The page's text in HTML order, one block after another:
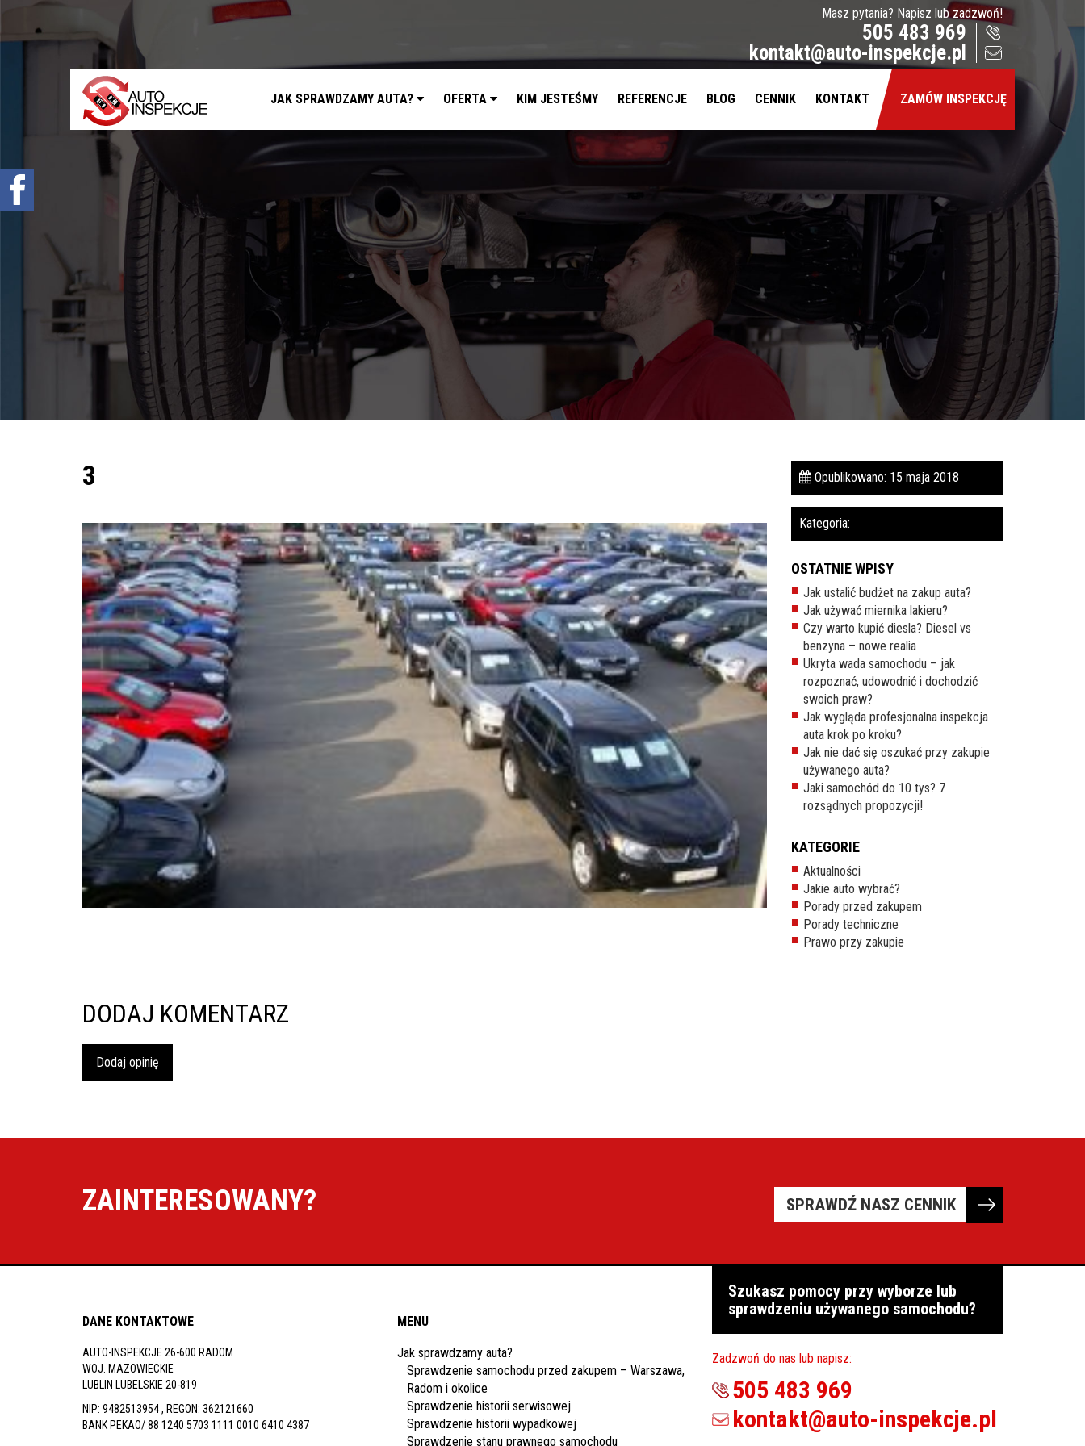
Masz pytania? Napisz lub zadzwoń!
505 483 969
kontakt@auto-inspekcje.pl
JAK SPRAWDZAMY AUTA? OFERTA KIM JESTEŚMY REFERENCJE BLOG CENNIK KONTAKT ZAMÓW INSPEKCJĘ
Sprawdzenie samochodu przed zakupem –
Sprawdzenie historii serwisowej
Sprawdzenie historii wypadkowej
Sprawdzenie stanu prawnego samochodu
Oferta
Sprawdzenie samochodu w Polsce
Sprowadzenie samochodu z zagranicy na
Znajdziemy Ci auto
Diagnostyka komputerowa – Radom, Warszawa i
Pomoc w znalezieniu auta w Polsce
Wyszukiwanie samochodu w ogłoszeniach
Zamów inspekcję
kontakt@auto-
inspekcje.pl
Mazowieckie
3 Opublikowano: 15 maja 2018
Kategoria:
OSTATNIE WPISY
Jak ustalić budżet na zakup auta?
Jak używać miernika lakieru?
Czy warto kupić diesla? Diesel vs
benzyna – nowe realia
Ukryta wada samochodu – jak
rozpoznać, udowodnić i dochodzić
swoich praw?
Jak wygląda profesjonalna inspekcja
auta krok po kroku?
Jak nie dać się oszukać przy zakupie
używanego auta?
Jaki samochód do 10 tys? 7
rozsądnych propozycji!
KATEGORIE
Aktualności
Jakie auto wybrać?
Porady przed zakupem
Porady techniczne
Prawo przy zakupie
DODAJ KOMENTARZ
Dodaj opinię
ZAINTERESOWANY? SPRAWDŹ NASZ CENNIK
DANE KONTAKTOWE
AUTO-INSPEKCJE 26-600 RADOM
WOJ. MAZOWIECKIE
LUBLIN LUBELSKIE 20-819
NIP: 9482513954 , REGON: 362121660
BANK PEKAO/ 88 1240 5703 1111 0010 6410 4387
MENU
Jak sprawdzamy auta?
Sprawdzenie samochodu przed zakupem – Warszawa,
Radom i okolice
Sprawdzenie historii serwisowej
Sprawdzenie historii wypadkowej
Sprawdzenie stanu prawnego samochodu
Szukasz pomocy przy wyborze lub
sprawdzeniu używanego samochodu?
Zadzwoń do nas lub napisz:
505 483 969
kontakt@auto-inspekcje.pl